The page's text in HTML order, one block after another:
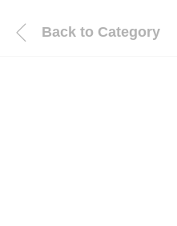
Back to Category